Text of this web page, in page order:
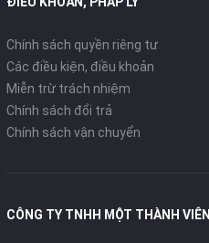
Chính sách quyền riêng tư
Các điều kiện, điều khoản
Miễn trừ trách nhiệm
Chính sách đổi trả
Chính sách vận chuyển
CÔNG TY TNHH MỘT THÀNH